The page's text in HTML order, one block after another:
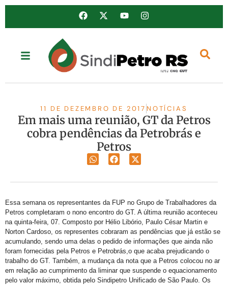
11 DE DEZEMBRO DE 2017 NOTÍCIAS
Em mais uma reunião, GT da Petros
cobra pendências da Petrobrás e
Petros
Essa semana os representantes da FUP no Grupo de Trabalhadores da
Petros completaram o nono encontro do GT. A última reunião aconteceu
na quinta-feira, 07. Composto por Hélio Libório, Paulo César Martin e
Norton Cardoso, os representes cobraram as pendências que já estão se
acumulando, sendo uma delas o pedido de informações que ainda não
foram fornecidas pela Petros e Petrobrás,o que acaba prejudicando o
trabalho do GT. Também, a mudança da nota que a Petros colocou no ar
em relação ao cumprimento da liminar que suspende o equacionamento
pelo valor máximo, obtida pelo Sindipetro Unificado de São Paulo. Os